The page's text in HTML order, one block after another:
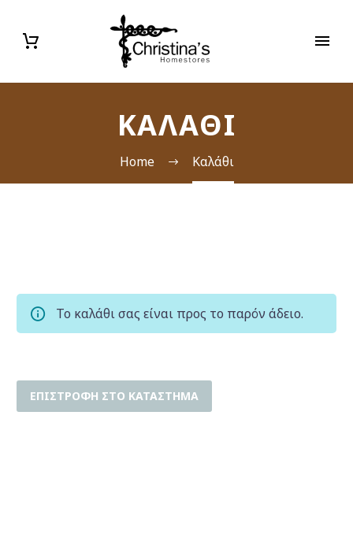
ΚΑΛΆΘΙ
Home Καλάθι
Το καλάθι σας είναι προς το παρόν άδειο.
ΕΠΙΣΤΡΟΦΉ ΣΤΟ ΚΑΤΆΣΤΗΜΑ